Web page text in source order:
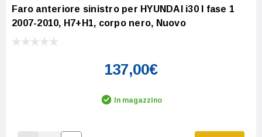
Faro anteriore sinistro per HYUNDAI i30 I fase 1
2007-2010, H7+H1, corpo nero, Nuovo
137,00€
In magazzino